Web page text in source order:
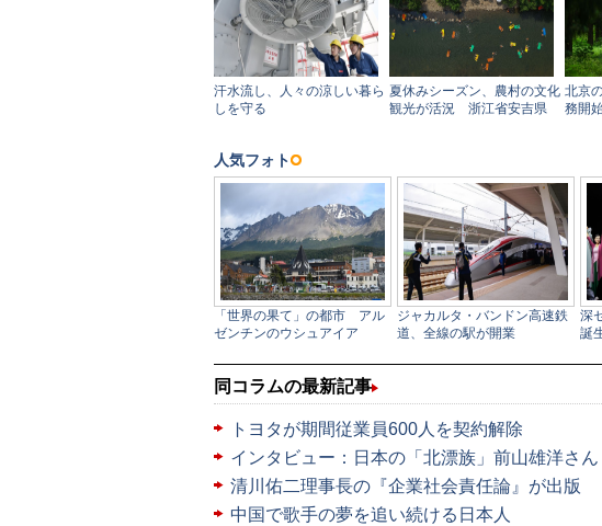
同コラムの最新記事
トヨタが期間従業員600人を契約解除
インタビュー：日本の「北漂族」前山雄洋さん
清川佑二理事長の『企業社会責任論』が出版
中国で歌手の夢を追い続ける日本人